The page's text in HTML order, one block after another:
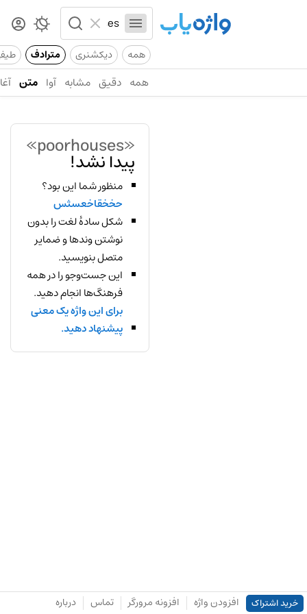
همه دیکشنری مترادف
همه دقیق مشابه آوا متن
«poorhouses»
پیدا نشد!
منظور شما این بود؟
حخخقاخعسثس
شکل سادهٔ لغت را بدون
نوشتن وندها و ضمایر
متصل بنویسید.
این جست‌وجو را در همه
فرهنگ‌ها انجام دهید.
برای این واژه یک معنی
پیشنهاد دهید.
خرید اشتراک افزودن واژه افزونه مرورگر تماس درباره